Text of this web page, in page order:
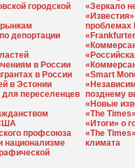
городской
рынкам
депортации
в России
в России
в Эстонии
для переселенцев
профсоюза
национализме
«Зеркало
проблемах
«Smart
позднему
«Новые
«The
«Итоги» о
«The
климата